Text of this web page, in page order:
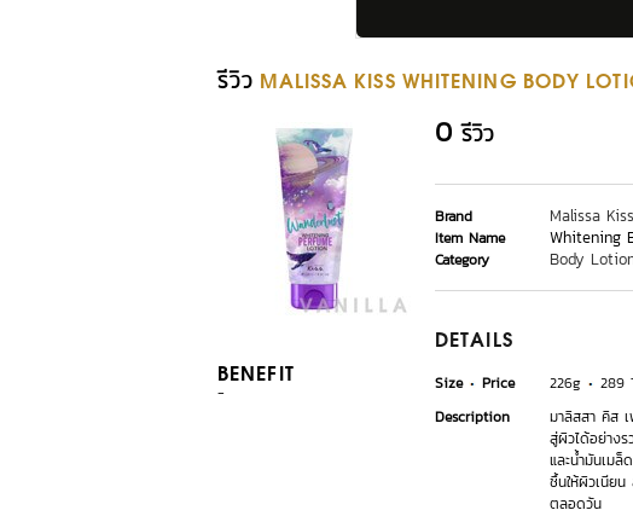
รีวิว MALISSA KISS WHITENING BODY
BENEFIT
-
0 รีวิว
Brand Malissa Kiss
Item Name Whitening
Category Body
DETAILS
Size Price 226g
289
Description
มาลิสสา คิส
สู่ผิวได้อย่าง
และน้ำมันเมล็
ชื้นให้ผิวเนีย
ตลอดวัน